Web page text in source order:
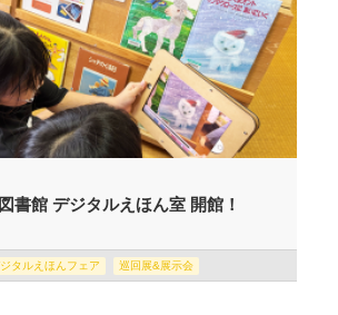
書館 デジタルえほん室 開館！
タルえほんフェア 巡回展&展示会